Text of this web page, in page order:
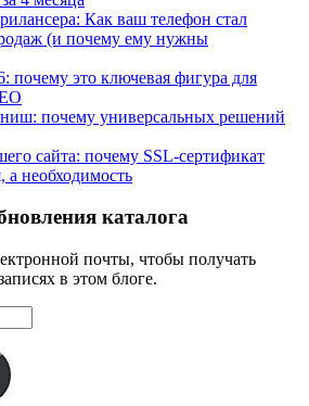
Как ваш телефон стал
(и почему ему нужны
почему это ключевая фигура для
почему универсальных решений
сайта: почему SSL-сертификат
а необходимость
каталога
почты, чтобы получать
в этом блоге.